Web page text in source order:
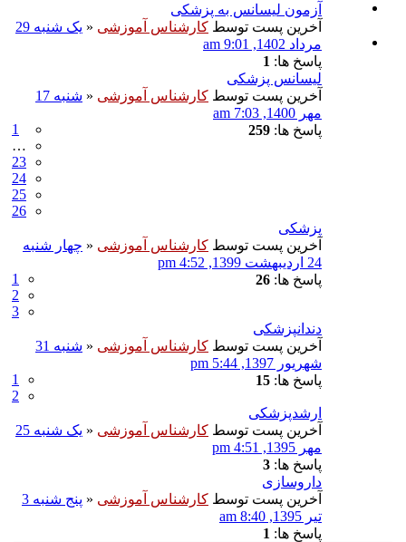
آزمون لیسانس به پزشکی
آخرین پست توسط کارشناس آموزشی «
یک شنبه 29
مرداد 1402, 9:01 am
پاسخ ها: 1
لیسانس پزشکی
آخرین پست توسط کارشناس آموزشی «
شنبه 17
مهر 1400, 7:03 am
پاسخ ها: 259
1
…
23
24
25
26
پزشکی
آخرین پست توسط کارشناس آموزشی « چهار شنبه
24 اردیبهشت 1399, 4:52 pm
پاسخ ها: 26
1
2
3
دندانپزشکی
آخرین پست توسط کارشناس آموزشی «
شنبه 31
شهریور 1397, 5:44 pm
پاسخ ها: 15
1
2
ارشدپزشکی
آخرین پست توسط کارشناس آموزشی «
یک شنبه 25
مهر 1395, 4:51 pm
پاسخ ها: 3
داروسازى
آخرین پست توسط کارشناس آموزشی «
پنج شنبه 3
تیر 1395, 8:40 am
پاسخ ها: 1